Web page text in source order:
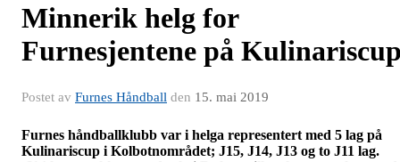
Minnerik helg for
Furnesjentene på
Postet av Furnes Håndball den 15. mai 2019
Furnes håndballklubb var i helga representert med 5 lag på
Kulinariscup i Kolbotnområdet; J15, J14, J13 og to J11 lag.